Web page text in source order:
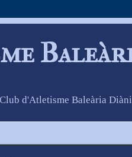
d'Atletisme Baleària